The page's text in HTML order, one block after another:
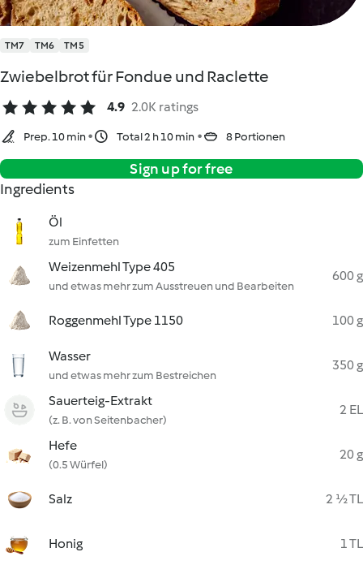
TM7 TM6 TM5
Zwiebelbrot für Fondue und Raclette
4.9 2.0K ratings
Prep. 10 min Total 2 h 10 min 8 Portionen
Sign up for free
Ingredients
Öl
zum Einfetten
Weizenmehl Type 405
und etwas mehr zum Ausstreuen und Bearbeiten
600 g
Roggenmehl Type 1150 100 g
Wasser
und etwas mehr zum Bestreichen
350 g
Sauerteig-Extrakt
(z. B. von Seitenbacher)
2 EL
Hefe
(0.5 Würfel)
20 g
Salz 2 ½ TL
Honig 1 TL